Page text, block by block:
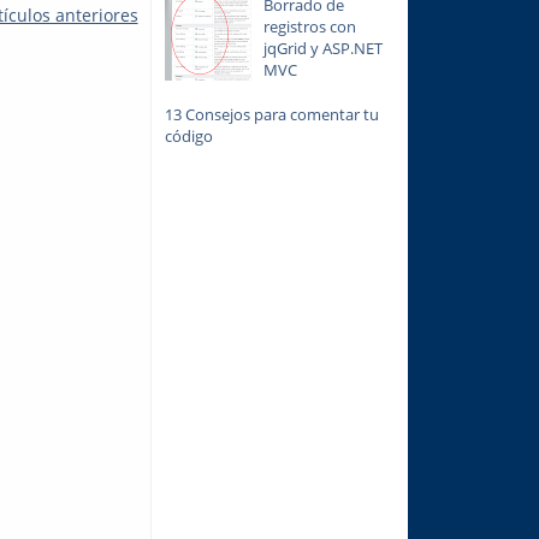
anteriores
Borrado de
registros con
jqGrid y ASP.NET
MVC
13 Consejos para comentar tu
código